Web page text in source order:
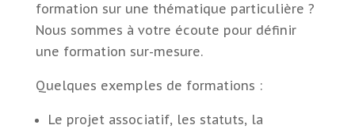
formation sur une thématique particulière ?
Nous sommes à votre écoute pour définir
une formation sur-mesure.
Quelques exemples de formations :
Le projet associatif, les statuts, la